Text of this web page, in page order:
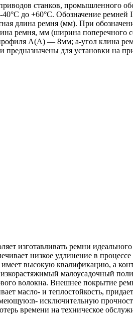
станков, промышленного
до +60°С. Обозначение
длина ремня (мм). При
мм (ширина поперечного
А(А) — 8мм; a-угол клина
для установки на
изготавливать ремни
низкое удлинение в процессе
высокую квалификацию, а
малоусадочный
волокна. Внешнее покрытие
масло- и теплостойкость,
исключительную
времени на техническое